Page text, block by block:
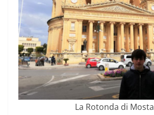
La Rotonda di Mosta